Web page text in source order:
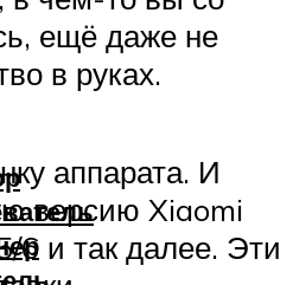
ещё даже не
в руках.
аппарата. И
версию Xiaomi
6 и так далее. Эти